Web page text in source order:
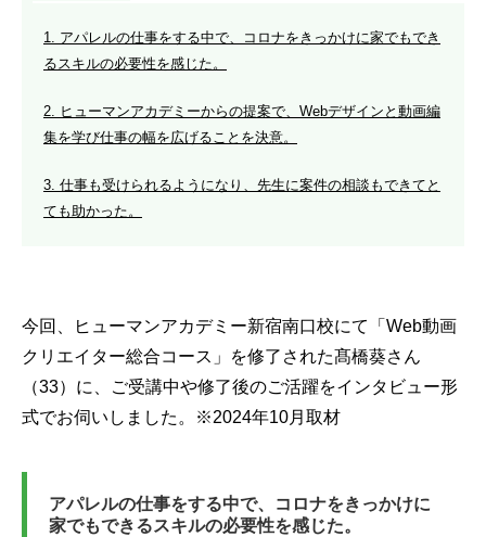
1. アパレルの仕事をする中で、コロナをきっかけに家でもでき
るスキルの必要性を感じた。
2. ヒューマンアカデミーからの提案で、Webデザインと動画編
集を学び仕事の幅を広げることを決意。
3. 仕事も受けられるようになり、先生に案件の相談もできてと
ても助かった。
今回、ヒューマンアカデミー新宿南口校にて「Web動画
クリエイター総合コース」を修了された髙橋葵さん
（33）に、ご受講中や修了後のご活躍をインタビュー形
式でお伺いしました。※2024年10月取材
アパレルの仕事をする中で、コロナをきっかけに
家でもできるスキルの必要性を感じた。